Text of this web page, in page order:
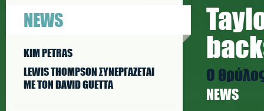
NEWS
KIM PETRAS
LEWIS THOMPSON ΣΥΝΕΡΓAΖΕΤΑΙ
ΜΕ ΤΟΝ DAVID GUETTA
Ο
NEWS